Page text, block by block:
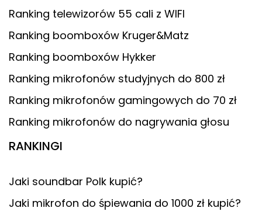
Ranking telewizorów 55 cali z WIFI
Ranking boomboxów Kruger&Matz
Ranking boomboxów Hykker
Ranking mikrofonów studyjnych do 800 zł
Ranking mikrofonów gamingowych do 70 zł
Ranking mikrofonów do nagrywania głosu
RANKINGI
Jaki soundbar Polk kupić?
Jaki mikrofon do śpiewania do 1000 zł kupić?